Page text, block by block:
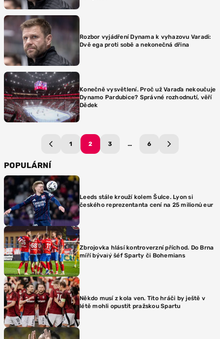
Rozbor vyjádření Dynama k vyhazovu Varadi:
Dvě ega proti sobě a nekonečná dřina
Konečně vysvětlení. Proč už Varaďa nekoučuje
Dynamo Pardubice? Správné rozhodnutí, věří
Dědek
1 2 3 … 6
POPULÁRNÍ
Leeds stále krouží kolem Šulce. Lyon si
českého reprezentanta cení na 25 milionů eur
Zbrojovka hlásí kontroverzní příchod. Do Brna
míří bývalý šéf Sparty či Bohemians
Někdo musí z kola ven. Tito hráči by ještě v
létě mohli opustit pražskou Spartu